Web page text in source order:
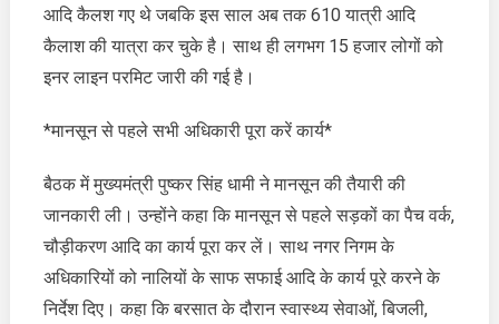
आदि कैलश गए थे जबकि इस साल अब तक 610 यात्री आदि
कैलाश की यात्रा कर चुके है। साथ ही लगभग 15 हजार लोगों को
इनर लाइन परमिट जारी की गई है।
*मानसून से पहले सभी अधिकारी पूरा करें कार्य*
बैठक में मुख्यमंत्री पुष्कर सिंह धामी ने मानसून की तैयारी की
जानकारी ली। उन्होंने कहा कि मानसून से पहले सड़कों का पैच वर्क,
चौड़ीकरण आदि का कार्य पूरा कर लें। साथ नगर निगम के
अधिकारियों को नालियों के साफ सफाई आदि के कार्य पूरे करने के
निर्देश दिए। कहा कि बरसात के दौरान स्वास्थ्य सेवाओं, बिजली,